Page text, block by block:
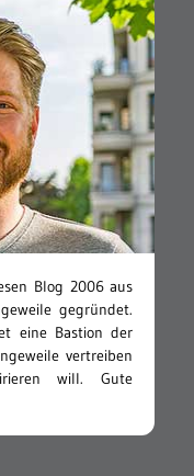
Blog 2006 aus
gegründet.
eine Bastion der
vertreiben
will. Gute